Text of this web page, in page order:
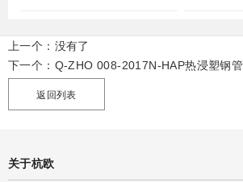
上一个：没有了
下一个： Q-ZHO 008-2017N-HAP热浸塑钢管
返回列表
关于杭欧